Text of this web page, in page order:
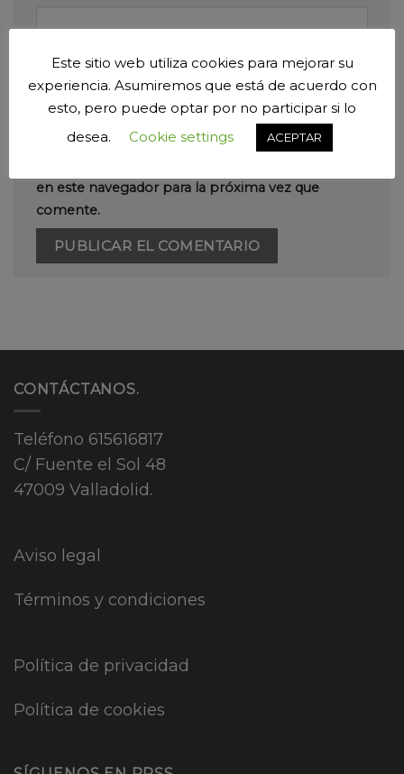
Web
Guarda mi nombre, correo electrónico y web
en este navegador para la próxima vez que
comente.
CONTÁCTANOS.
Teléfono 615616817
C/ Fuente el Sol 48
47009 Valladolid.
Aviso legal
Términos y condiciones
Política de privacidad
Política de cookies
Este sitio web utiliza cookies para mejorar su
experiencia. Asumiremos que está de acuerdo con
esto, pero puede optar por no participar si lo
desea.
Cookie settings ACEPTAR